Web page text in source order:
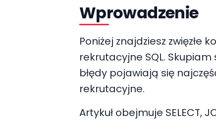
Wprowadzenie
Poniżej znajdziesz
rekrutacyjne SQL.
błędy pojawiają się
rekrutacyjne.
Artykuł obejmuje SELECT,